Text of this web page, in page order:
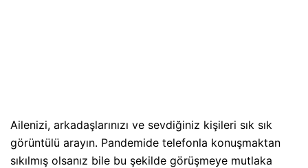
Ailenizi, arkadaşlarınızı ve sevdiğiniz kişileri sık sık
görüntülü arayın. Pandemide telefonla konuşmaktan
sıkılmış olsanız bile bu şekilde görüşmeye mutlaka